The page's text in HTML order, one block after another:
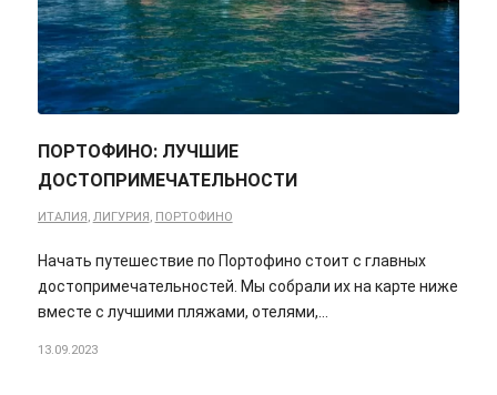
ПОРТОФИНО: ЛУЧШИЕ
ДОСТОПРИМЕЧАТЕЛЬНОСТИ
ИТАЛИЯ, ЛИГУРИЯ, ПОРТОФИНО
Начать путешествие по Портофино стоит с главных
достопримечательностей. Мы собрали их на карте ниже
вместе с лучшими пляжами, отелями,…
13.09.2023